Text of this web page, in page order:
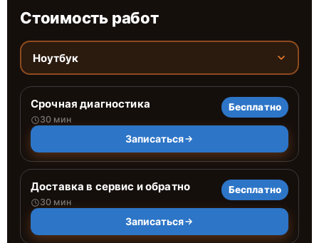
Стоимость работ
Ноутбук
Срочная диагностика
30 мин
Бесплатно
Записаться
Доставка в сервис и обратно
30 мин
Бесплатно
Записаться